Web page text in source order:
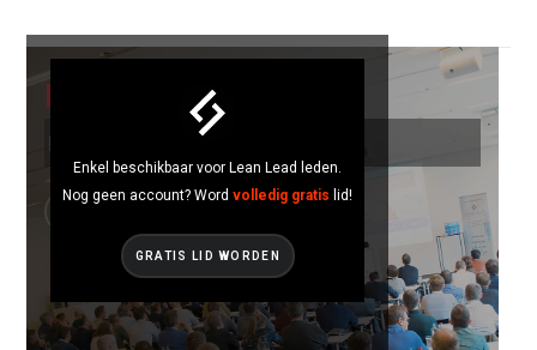
Lean Lead Kick-off 2018
Enkel beschikbaar voor Lean Lead leden.
Nog geen account? Wordvolledig gratis lid!
GRATIS LID WORDEN